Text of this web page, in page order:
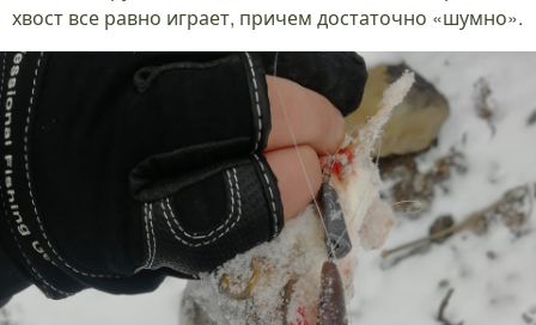
хвост все равно играет, причем достаточно «шумно».